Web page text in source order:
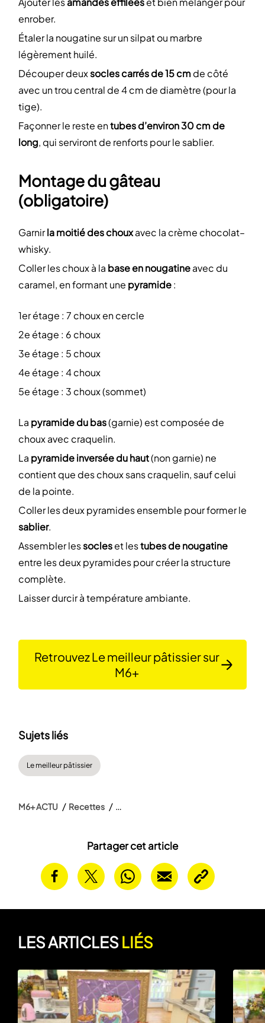
Partager cet article
enrober.
Étaler la nougatine sur un silpat ou marbre
légèrement huilé.
Découper deuxsocles carrés de 15 cmde côté
avec un trou central de 4 cm de diamètre (pour la
tige).
Façonner le reste entubes d’environ 30 cm de
long, qui serviront de renforts pour le sablier.
Montage du gâteau
(obligatoire)
Garnirla moitié des chouxavec la crème chocolat–
whisky.
Coller les choux à la base en nougatineavec du
caramel, en formant une pyramide:
1er étage : 7 choux en cercle
2e étage : 6 choux
3e étage : 5 choux
4e étage : 4 choux
5e étage : 3 choux (sommet)
La pyramide du bas(garnie) est composée de
choux avec craquelin.
La pyramide inversée du haut(non garnie) ne
contient que des choux sans craquelin, sauf celui
de la pointe.
Coller les deux pyramides ensemble pour former le
sablier.
Assembler lessocleset lestubes de nougatine
entre les deux pyramides pour créer la structure
complète.
Laisser durcir à température ambiante.
Retrouvez Le meilleur pâtissier sur
M6+
Sujets liés
Le meilleur pâtissier
M6+ ACTU Recettes
LES ARTICLESLIÉS